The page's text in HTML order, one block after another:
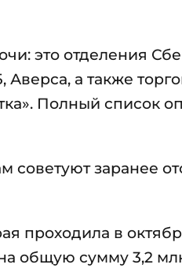
это отделения
Аверса, а также
Полный список
заранее
проходила в
общую сумму 3,2